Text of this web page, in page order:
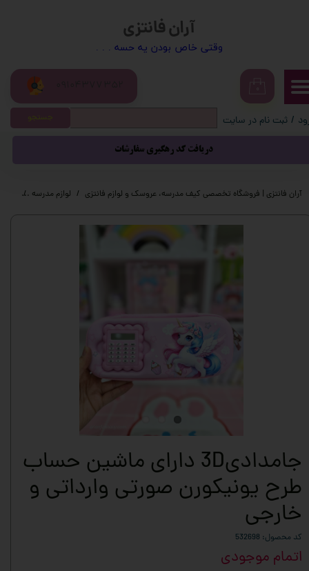
آران فانتزی
​​وقتی خاص بودن یه حسه . . .
/ ثبت نام در سایت
سفارشات
خروج از حساب کاربری
دریافت کد رهگیری سفارشات
جستجو
آران فانتزی | فروشگاه تخصصی کیف مدرسه، عروسک و لوازم فانتزی لوازم مدرسه
جامدادی3D دارای ماشین حساب
طرح یونیکورن صورتی وارداتی و
خارجی
کد محصول: 532698
اتمام موجودی